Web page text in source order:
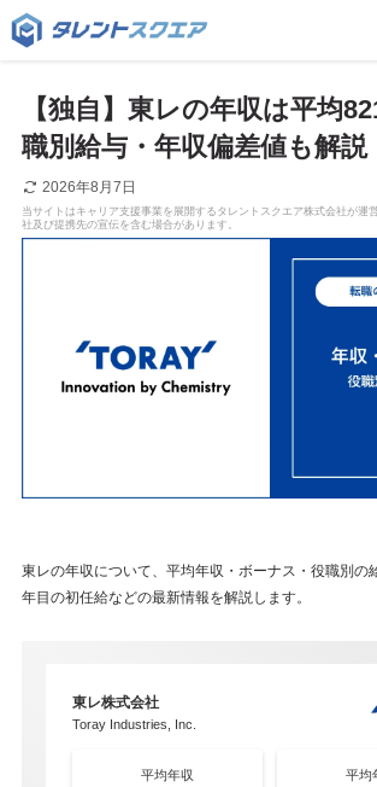
【独自】東レの年収は平均
職別給与・年収偏差値も解説
2026年8月7日
東レの年収について、平均年収・ボーナス・役職別の
年目の初任給などの最新情報を解説します。
東レ株式会社
Toray Industries, Inc.
平均年収 平均